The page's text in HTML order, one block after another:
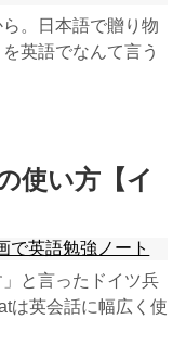
。日本語で贈り物
英語でなんて言う
使い方【イ
で英語勉強ノート
と言ったドイツ兵
は英会話に幅広く使